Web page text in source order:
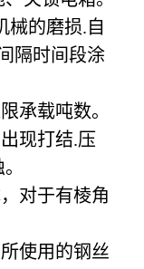
械的磨损.自
隔时间段涂
承载吨数。
现打结.压
对于有棱角
使用的钢丝